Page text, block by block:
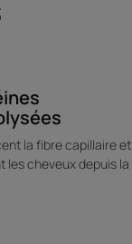
la fibre capillaire et
les cheveux depuis la